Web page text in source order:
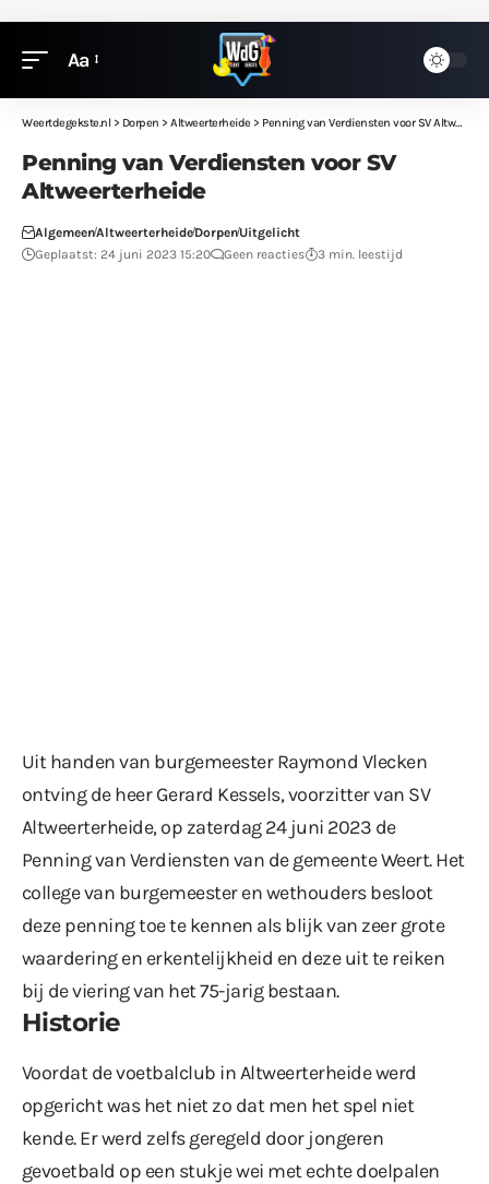
Aa
Weertdegekste.nl> Dorpen > Altweerterheide > Penning van Verdiensten voor SV Altweerterheide
Penning van Verdiensten voor SV
Altweerterheide
AlgemeenAltweerterheideDorpenUitgelicht
Geplaatst: 24 juni 2023 15:20
Geen reacties 3 min. leestijd
Uit handen van burgemeester Raymond Vlecken
ontving de heer Gerard Kessels, voorzitter van SV
Altweerterheide, op zaterdag 24 juni 2023 de
Penning van Verdiensten van de gemeente Weert. Het
college van burgemeester en wethouders besloot
deze penning toe te kennen als blijk van zeer grote
waardering en erkentelijkheid en deze uit te reiken
bij de viering van het 75-jarig bestaan.
Historie
Voordat de voetbalclub in Altweerterheide werd
opgericht was het niet zo dat men het spel niet
kende. Er werd zelfs geregeld door jongeren
gevoetbald op een stukje wei met echte doelpalen